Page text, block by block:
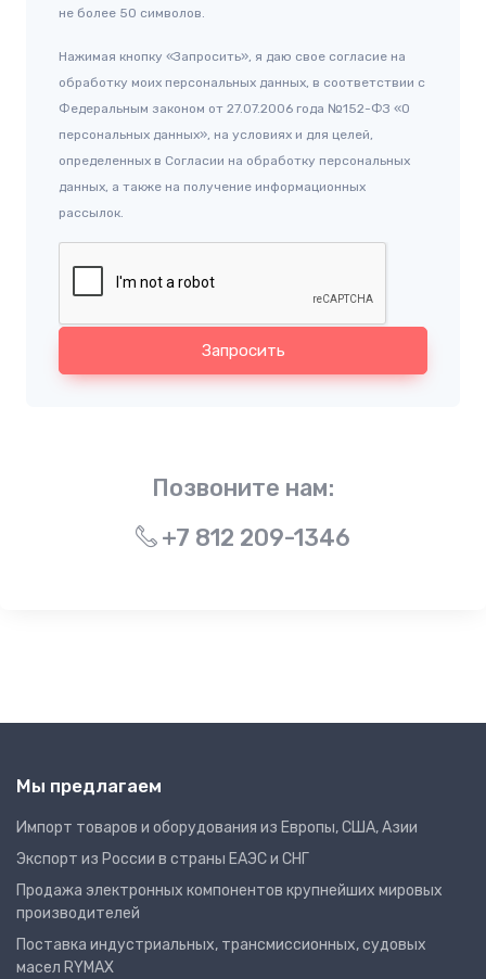
не более 50 символов.
Нажимая кнопку «Запросить», я даю свое согласие на
обработку моих персональных данных, в соответствии с
Федеральным законом от 27.07.2006 года №152-ФЗ «О
персональных данных», на условиях и для целей,
определенных в Согласии на обработку персональных
данных, а также на получение информационных
рассылок.
Запросить
Позвоните нам:
+7 812 209-1346
Мы предлагаем
Импорт товаров и оборудования из Европы, США, Азии
Экспорт из России в страны ЕАЭС и СНГ
Продажа электронных компонентов крупнейших мировых
производителей
Поставка индустриальных, трансмиссионных, судовых
масел RYMAX